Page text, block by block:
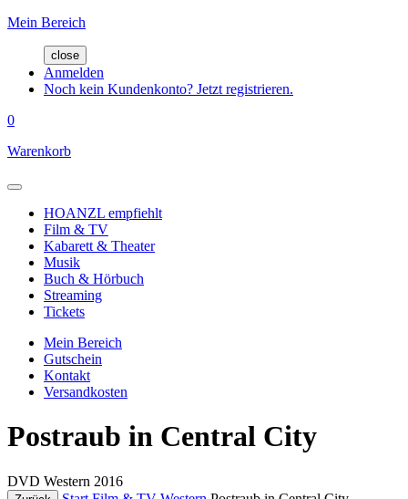
Mein Bereich
close
Anmelden
Noch kein Kundenkonto? Jetzt registrieren.
0
Warenkorb
HOANZL empfiehlt
Film & TV
Kabarett & Theater
Musik
Buch & Hörbuch
Streaming
Tickets
Mein Bereich
Gutschein
Kontakt
Versandkosten
Postraub in Central City
DVD Western 2016